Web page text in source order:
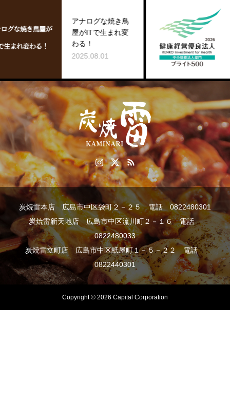
アナログな焼き⿃
屋がITで⽣まれ変
わる！
健康経
026ブ
炭焼雷本店 広島市中区袋町２－２５ 電話 0822480301
炭焼雷新天地店 広島市中区流川町２－１６ 電話
0822480033
炭焼雷立町店 広島市中区紙屋町１－５－２２ 電話
0822440301
Copyright © 2026 Capital Corporation